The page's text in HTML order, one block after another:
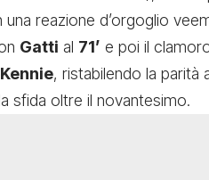
una reazione d’orgoglio
Gatti al 71’ e poi il
, ristabilendo la parità
sfida oltre il novantesimo.